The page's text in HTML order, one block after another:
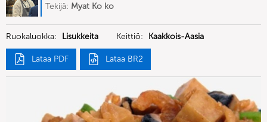
Tekijä: Myat Ko ko
Ruokaluokka: Lisukkeita Keittiö: Kaakkois-Aasia
Lataa PDF Lataa BR2